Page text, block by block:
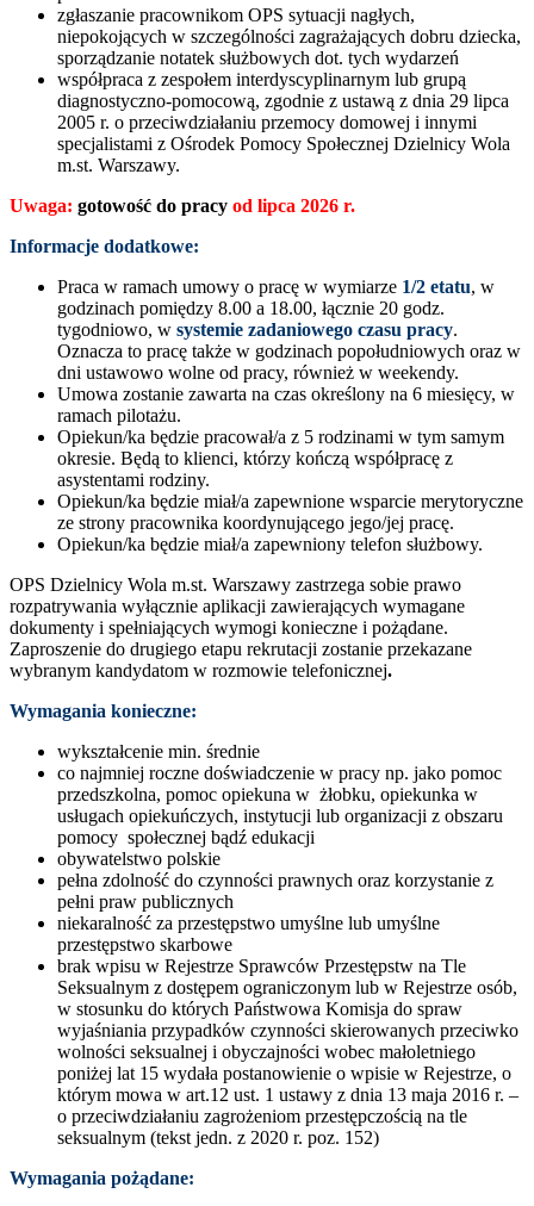
zgłaszanie pracownikom OPS sytuacji nagłych,
niepokojących w szczególności zagrażających dobru dziecka,
sporządzanie notatek służbowych dot. tych wydarzeń
współpraca z zespołem interdyscyplinarnym lub grupą
diagnostyczno-pomocową, zgodnie z ustawą z dnia 29 lipca
2005 r. o przeciwdziałaniu przemocy domowej i innymi
specjalistami z Ośrodek Pomocy Społecznej Dzielnicy Wola
m.st. Warszawy.
Uwaga: gotowość do pracy od lipca 2026 r.
Informacje dodatkowe:
Praca w ramach umowy o pracę w wymiarze 1/2 etatu, w
godzinach pomiędzy 8.00 a 18.00, łącznie 20 godz.
tygodniowo, w systemie zadaniowego czasu pracy.
Oznacza to pracę także w godzinach popołudniowych oraz w
dni ustawowo wolne od pracy, również w weekendy.
Umowa zostanie zawarta na czas określony na 6 miesięcy, w
ramach pilotażu.
Opiekun/ka będzie pracował/a z 5 rodzinami w tym samym
okresie. Będą to klienci, którzy kończą współpracę z
asystentami rodziny.
Opiekun/ka będzie miał/a zapewnione wsparcie merytoryczne
ze strony pracownika koordynującego jego/jej pracę.
Opiekun/ka będzie miał/a zapewniony telefon służbowy.
OPS Dzielnicy Wola m.st. Warszawy zastrzega sobie prawo
rozpatrywania wyłącznie aplikacji zawierających wymagane
dokumenty i spełniających wymogi konieczne i pożądane.
Zaproszenie do drugiego etapu rekrutacji zostanie przekazane
wybranym kandydatom w rozmowie telefonicznej.
Wymagania konieczne:
wykształcenie min. średnie
co najmniej roczne doświadczenie w pracy np. jako pomoc
przedszkolna, pomoc opiekuna w żłobku, opiekunka w
usługach opiekuńczych, instytucji lub organizacji z obszaru
pomocy społecznej bądź edukacji
obywatelstwo polskie
pełna zdolność do czynności prawnych oraz korzystanie z
pełni praw publicznych
niekaralność za przestępstwo umyślne lub umyślne
przestępstwo skarbowe
brak wpisu w Rejestrze Sprawców Przestępstw na Tle
Seksualnym z dostępem ograniczonym lub w Rejestrze osób,
w stosunku do których Państwowa Komisja do spraw
wyjaśniania przypadków czynności skierowanych przeciwko
wolności seksualnej i obyczajności wobec małoletniego
poniżej lat 15 wydała postanowienie o wpisie w Rejestrze, o
którym mowa w art.12 ust. 1 ustawy z dnia 13 maja 2016 r. –
o przeciwdziałaniu zagrożeniom przestępczością na tle
seksualnym (tekst jedn. z 2020 r. poz. 152)
Wymagania pożądane: